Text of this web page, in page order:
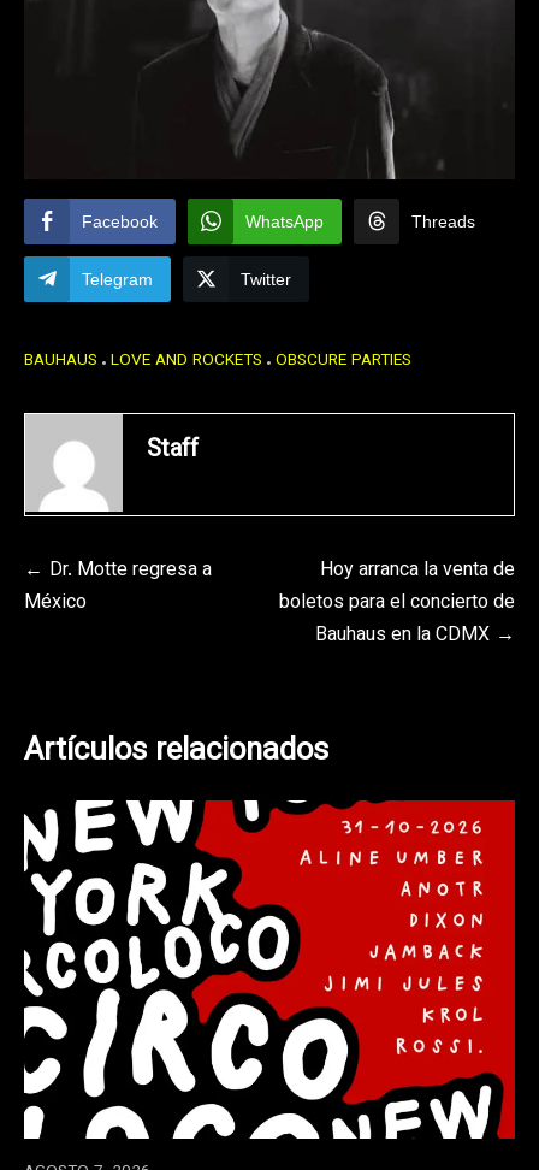
Facebook WhatsApp Threads
Telegram Twitter
BAUHAUS LOVE AND ROCKETS OBSCURE PARTIES
Staff
Navegación
de
Dr. Motte regresa a
México
Hoy arranca la venta de
boletos para el concierto de
Bauhaus en la CDMX
Artículos relacionados